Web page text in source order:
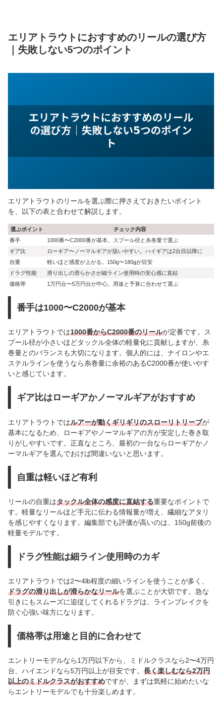
エリアトラウトにおすすめのリールの選び方
｜失敗しない5つのポイント
エリアトラウトのリールを選ぶ際に押さえておきたいポイント
を、以下の表と合わせて解説します。
選ぶポイント
チェック内容
番手
1000番〜C2000番が基本。スプール径と糸巻量で選ぶ
ギア比
ローギア〜ノーマルギアが扱いやすい。ハイギアは2台目以降に
自重
軽いほど感度が上がる。150g〜180gが目安
ドラグ性能
滑り出しの滑らかさが細ライン使用時の安心感に直結
価格帯
1万円台〜5万円台が中心。用途と予算に合わせて選ぶ
番手は1000〜C2000が基本
エリアトラウトでは1000番からC2000番のリールが定番です。ス
プール径が小さいほどタックル全体の軽量化に貢献しますが、糸
巻量とのバランスも大切になります。個人的には、ナイロンやエ
ステルラインを使うなら糸巻量に余裕のあるC2000番が使いやす
いと感じています。
ギア比はローギアかノーマルギアがおすすめ
エリアトラウトではルアーが動くギリギリのスローリトリーブが
基本になるため、ローギアやノーマルギアの方が安定した巻き取
りがしやすいです。正直なところ、最初の一台ならローギアかノ
ーマルギアを選んでおけば間違いないと思います。
自重は軽いほど有利
リールの自重はタックル全体の感度に直結する重要なポイントで
す。軽量なリールほど手元に伝わる情報量が増え、繊細なアタリ
を感じやすくなります。編集部でも評価が高いのは、150g前後の
軽量モデルです。
ドラグ性能は細ライン使用時のカギ
エリアトラウトでは2〜4lb程度の細いラインを使うことが多く、
ドラグの滑り出しが滑らかなリールを選ぶことが大切です。急な
引きにもスムーズに追従してくれるドラグは、ラインブレイクを
防ぐ心強い味方になります。
価格帯は用途と目的に合わせて
エントリーモデルなら1万円以下から、ミドルクラスなら2〜4万円
台、ハイエンドなら5万円以上が目安です。 長く楽しむなら2万円
以上のミドルクラスがおすすめですが、まずは気軽に始めたいな
らエントリーモデルでも十分楽しめます。